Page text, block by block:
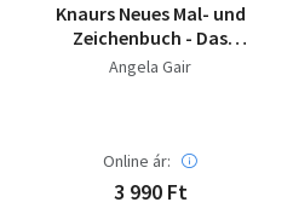
Knaurs Neues Mal- und
Zeichenbuch - Das
vollständige
Angela Gair
Online ár:
3 990 Ft